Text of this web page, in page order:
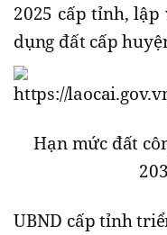
2025 cấp tỉnh,
dụng đất cấp
Hạn mức đất
UBND cấp tỉnh